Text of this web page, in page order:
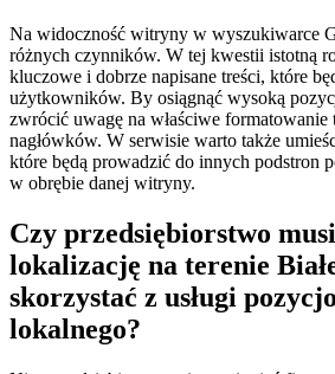
Na widoczność witryny w wyszukiwarce
różnych czynników. W tej kwestii istotną
kluczowe i dobrze napisane treści, które
użytkowników. By osiągnąć wysoką
zwrócić uwagę na właściwe
nagłówków. W serwisie warto także
które będą prowadzić do innych podstron
w obrębie danej witryny.
Czy przedsiębiorstwo
lokalizację na terenie
skorzystać z usługi
lokalnego?